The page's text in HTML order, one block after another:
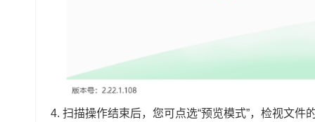
4. 扫描操作结束后，您可点选“预览模式”，检视文件